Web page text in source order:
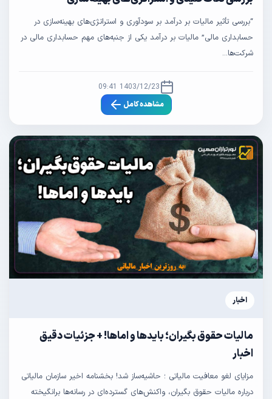
“بررسی تأثیر مالیات بر درآمد بر سودآوری و استراتژی‌های بهینه‌سازی در
حسابداری مالی” مالیات بر درآمد یکی از جنبه‌های مهم حسابداری مالی در
شرکت‌ها...
1403/12/23 09:41
مشاهده کامل
اخبار
مالیات حقوق‌ بگیران؛ بایدها و اماها! + جزئیات دقیق
اخبار
مزایای لغو معافیت مالیاتی ؛ حاشیه‌ساز شد! بخشنامه اخیر سازمان مالیاتی
درباره مالیات حقوق‌ بگیران، واکنش‌های گسترده‌ای در رسانه‌ها برانگیخته